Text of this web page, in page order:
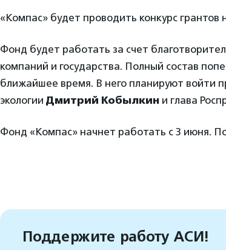
«Компас» будет проводить конкурс грантов
Фонд будет работать за счет
компаний и государства. Полный состав
ближайшее время. В него планируют войти
экологии Дмитрий Кобылкин и глава
Фонд «Компас» начнет работать с 3 июня.
Поддержите работу АСИ!